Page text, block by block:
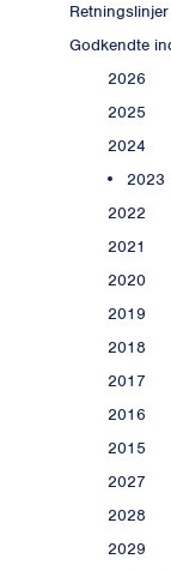
Godkendte
2026
2025
2024
2023
2022
2021
2020
2019
2018
2017
2016
2015
2027
2028
2029